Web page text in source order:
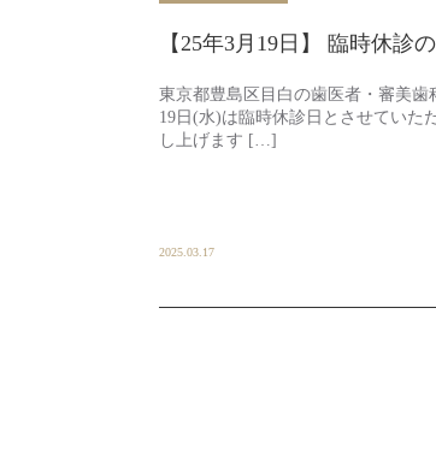
【25年3月19日】 臨時休診
東京都豊島区目白の歯医者・審美
19日(水)は臨時休診日とさせていた
し上げます […]
2025.03.17